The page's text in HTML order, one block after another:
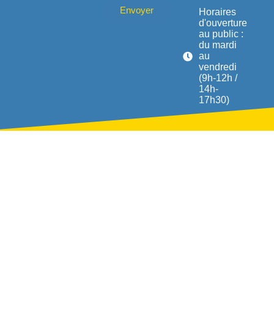
Envoyer
Horaires
d'ouverture
au public :
du mardi
au
vendredi
(9h-12h /
14h-
17h30)